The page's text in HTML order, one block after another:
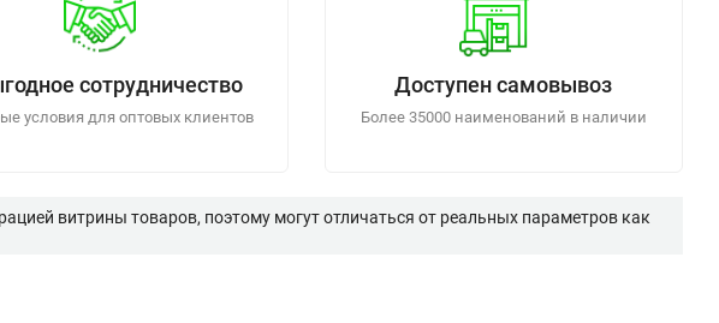
сотрудничество
условия для оптовых клиентов
Доступен самовывоз
Более 35000 наименований в наличии
витрины товаров, поэтому могут отличаться от реальных параметров как